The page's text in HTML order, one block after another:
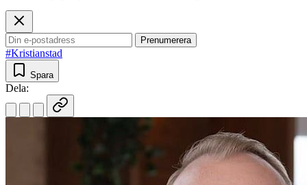
Prenumerera
#Kristianstad
Spara
Dela: